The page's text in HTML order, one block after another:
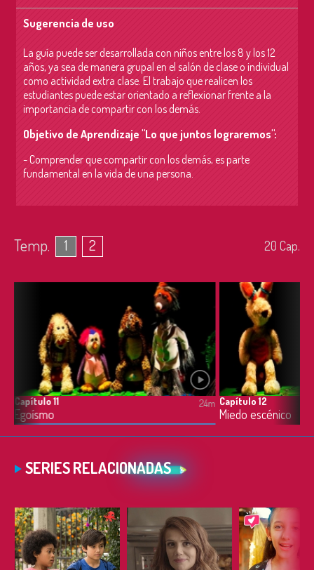
Sugerencia de uso
La guía puede ser desarrollada con niños entre los 8 y los 12
años, ya sea de manera grupal en el salón de clase o individual
como actividad extra clase. El trabajo que realicen los
estudiantes puede estar orientado a reflexionar frente a la
importancia de compartir con los demás.
Objetivo de Aprendizaje "Lo que juntos lograremos":
- Comprender que compartir con los demás, es parte
fundamental en la vida de una persona.
Temp. 1 2 20 Cap.
Capítulo 11
Egoísmo
24m Capítulo 12
Miedo escénico
SERIES RELACIONADAS